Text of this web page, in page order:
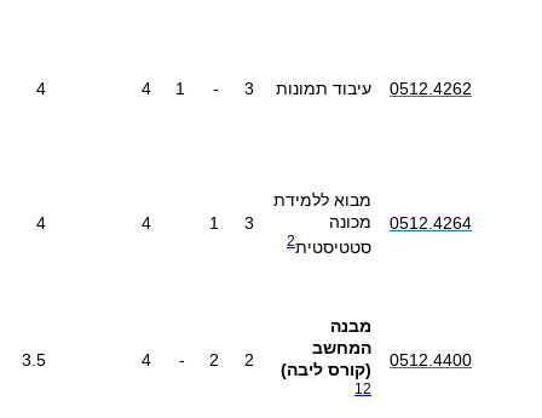
0512.4262 עיבוד תמונות 3
-
1
4
4
0512.4264
מבוא ללמידת
מכונה
סטטיסטית2
3
1
4
4
0512.4400
מבנה
המחשב
(קורס ליבה)
12
2
2
-
4
3.5